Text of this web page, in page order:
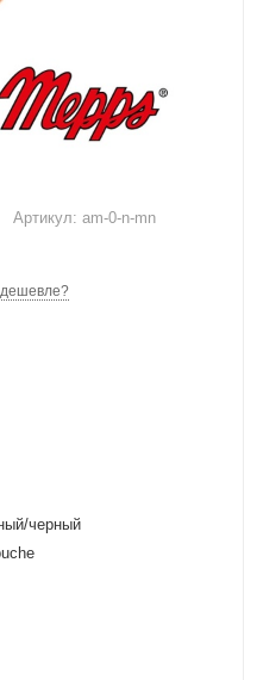
Артикул: am-0-n-mn
черный